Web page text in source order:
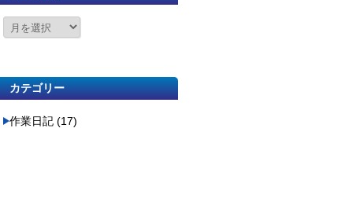
カテゴリー
作業日記 (17)